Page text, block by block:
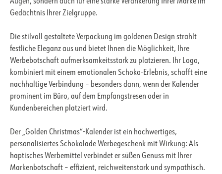
Augen, sondern auch für eine starke Verankerung Ihrer Marke im
Gedächtnis Ihrer Zielgruppe.
Die stilvoll gestaltete Verpackung im goldenen Design strahlt
festliche Eleganz aus und bietet Ihnen die Möglichkeit, Ihre
Werbebotschaft aufmerksamkeitsstark zu platzieren. Ihr Logo,
kombiniert mit einem emotionalen Schoko-Erlebnis, schafft eine
nachhaltige Verbindung – besonders dann, wenn der Kalender
prominent im Büro, auf dem Empfangstresen oder in
Kundenbereichen platziert wird.
Der „Golden Christmas“-Kalender ist ein hochwertiges,
personalisiertes Schokolade Werbegeschenk mit Wirkung: Als
haptisches Werbemittel verbindet er süßen Genuss mit Ihrer
Markenbotschaft – effizient, reichweitenstark und sympathisch.